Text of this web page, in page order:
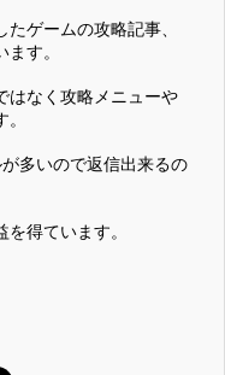
ゲームの攻略記事、
す。
はなく攻略メニューや
多いので返信出来るの
得ています。